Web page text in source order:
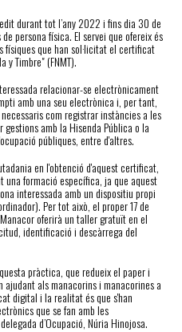
durant tot l’any 2022 i fins dia 30 de
persona física. El servei que ofereix és
que han sol·licitat el certificat
y Timbre" (FNMT).
relacionar-se electrònicament
amb una seu electrònica i, per tant,
com registrar instàncies a les
amb la Hisenda Pública o la
públiques, entre d'altres.
en l'obtenció d'aquest certificat,
una formació específica, ja que aquest
interessada amb un dispositiu propi
Per tot això, el proper 17 de
oferirà un taller gratuït en el
identificació i descàrrega del
pràctica, que redueix el paper i
als manacorins i manacorines a
digital i la realitat és que s'han
que se fan amb les
d’Ocupació, Núria Hinojosa.